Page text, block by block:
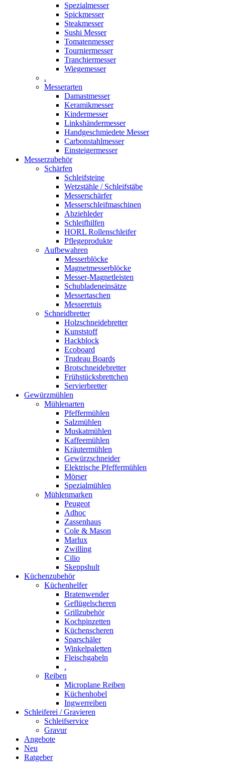
Spezialmesser
Spickmesser
Steakmesser
Sushi Messer
Tomatenmesser
Tourniermesser
Tranchiermesser
Wiegemesser
.
Messerarten
Damastmesser
Keramikmesser
Kindermesser
Linkshändermesser
Handgeschmiedete Messer
Carbonstahlmesser
Einsteigermesser
Messerzubehör
Schärfen
Schleifsteine
Wetzstähle / Schleifstäbe
Messerschärfer
Messerschleifmaschinen
Abziehleder
Schleifhilfen
HORL Rollenschleifer
Pflegeprodukte
Aufbewahren
Messerblöcke
Magnetmesserblöcke
Messer-Magnetleisten
Schubladeneinsätze
Messertaschen
Messeretuis
Schneidbretter
Holzschneidebretter
Kunststoff
Hackblock
Ecoboard
Trudeau Boards
Brotschneidebretter
Frühstücksbrettchen
Servierbretter
Gewürzmühlen
Mühlenarten
Pfeffermühlen
Salzmühlen
Muskatmühlen
Kaffeemühlen
Kräutermühlen
Gewürzschneider
Elektrische Pfeffermühlen
Mörser
Spezialmühlen
Mühlenmarken
Peugeot
Adhoc
Zassenhaus
Cole & Mason
Marlux
Zwilling
Cilio
Skeppshult
Küchenzubehör
Küchenhelfer
Bratenwender
Geflügelscheren
Grillzubehör
Kochpinzetten
Küchenscheren
Sparschäler
Winkelpaletten
Fleischgabeln
.
Reiben
Microplane Reiben
Küchenhobel
Ingwerreiben
Schleiferei / Gravieren
Schleifservice
Gravur
Angebote
Neu
Ratgeber